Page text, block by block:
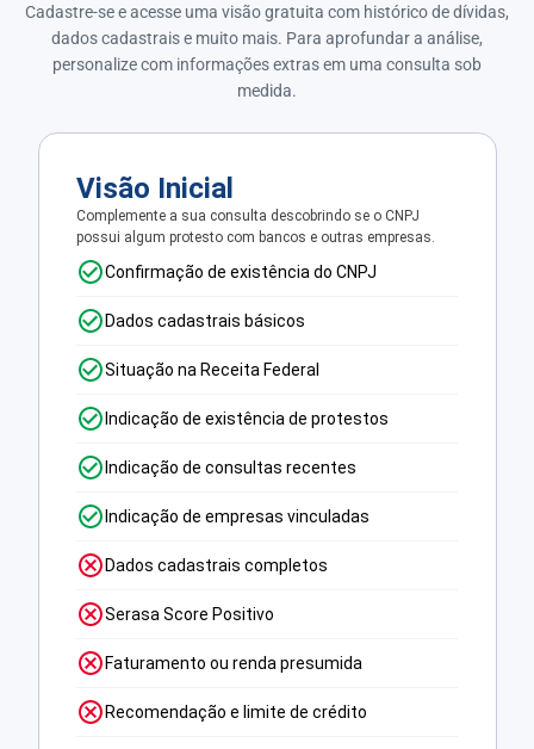
Cadastre-se e acesse uma visão gratuita com histórico de dívidas,
dados cadastrais e muito mais. Para aprofundar a análise,
personalize com informações extras em uma consulta sob
medida.
Visão Inicial
Complemente a sua consulta descobrindo se o CNPJ
possui algum protesto com bancos e outras empresas.
Confirmação de existência do CNPJ
Dados cadastrais básicos
Situação na Receita Federal
Indicação de existência de protestos
Indicação de consultas recentes
Indicação de empresas vinculadas
Dados cadastrais completos
Serasa Score Positivo
Faturamento ou renda presumida
Recomendação e limite de crédito